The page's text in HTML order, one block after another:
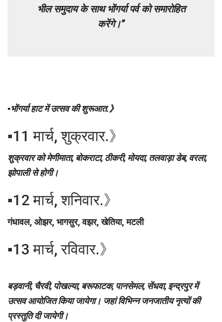
भील समुदाय के साथ भोंगर्या पर्व को समारोहित
करेंगे।”
▪︎भोंगर्या हाट में उत्सव की शुरूआत.》
▪︎11 मार्च, शुक्रवार.》
शुक्रवार को मेणीमाता, बोकराटा, ठीकरी, मोयदा, तलवाड़ा डेब, वरला,
झोपाली से होगी।
▪︎12 मार्च, शनिवार.》
गंधावल, ओझर, भागसुर, वझर, खेतिया, मटली
▪︎13 मार्च, रविवार.》
बड़वानी, चैरवी, पोखल्या, बरूफाटक, पानसेमल, सेंधवा, इन्द्रपुर में
उत्सव आयोजित किया जायेगा। जहां विभिन्न जनजातीय नृत्यों की
प्रस्तुति दी जायेगी।